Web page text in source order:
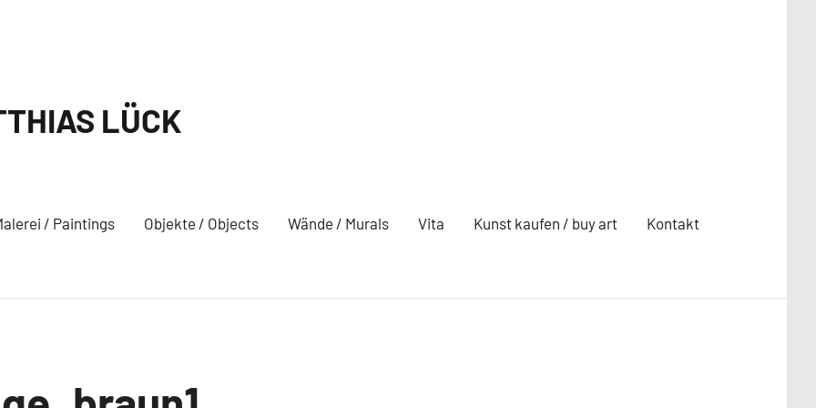
LÜCK
/ Paintings Objekte / Objects Wände / Murals Vita Kunst kaufen / buy art Kontakt